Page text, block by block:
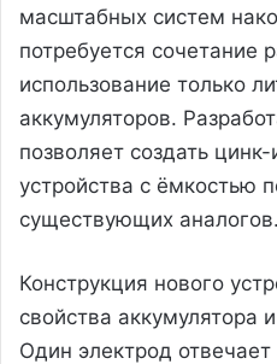
масштабных систем
потребуется сочетание
использование только
аккумуляторов.
позволяет создать
устройства с ёмкостью
существующих аналогов.
Конструкция нового
свойства аккумулятора
Один электрод